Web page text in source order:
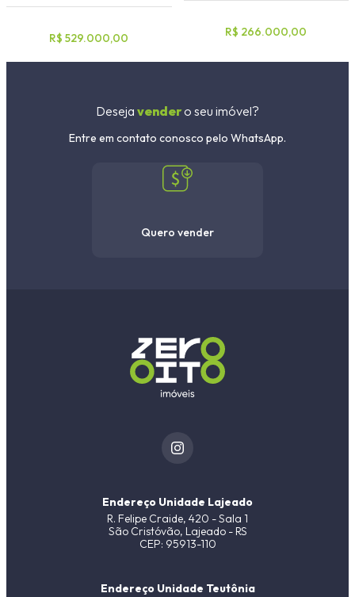
R$ 529.000,00 R$ 266.000,00
Deseja vendero seu imóvel?
Entre em contato conosco pelo WhatsApp.
Quero vender
Endereço Unidade Lajeado
R. Felipe Craide, 420 - Sala 1
São Cristóvão, Lajeado - RS
CEP: 95913-110
Endereço Unidade Teutônia